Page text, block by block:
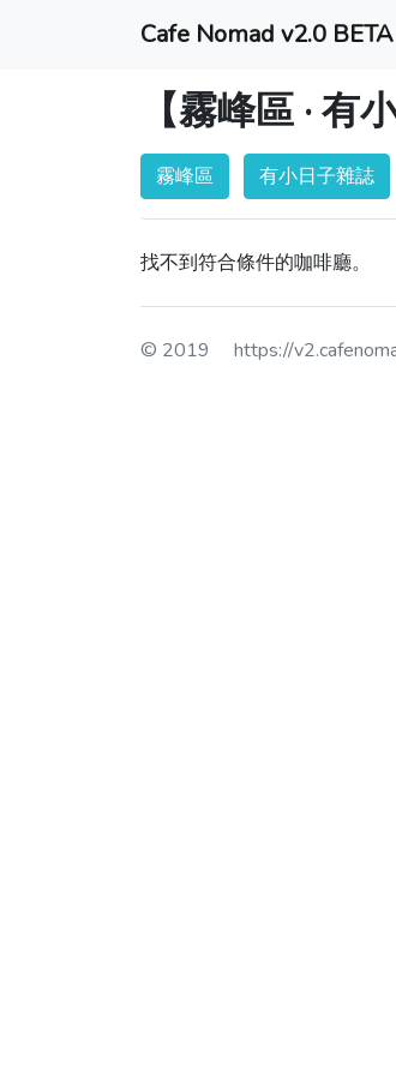
Cafe Nomad v2.0 BETA
【霧峰區 ·
霧峰區 有小日子雜誌
找不到符合條件的咖啡廳。
© 2019 https://